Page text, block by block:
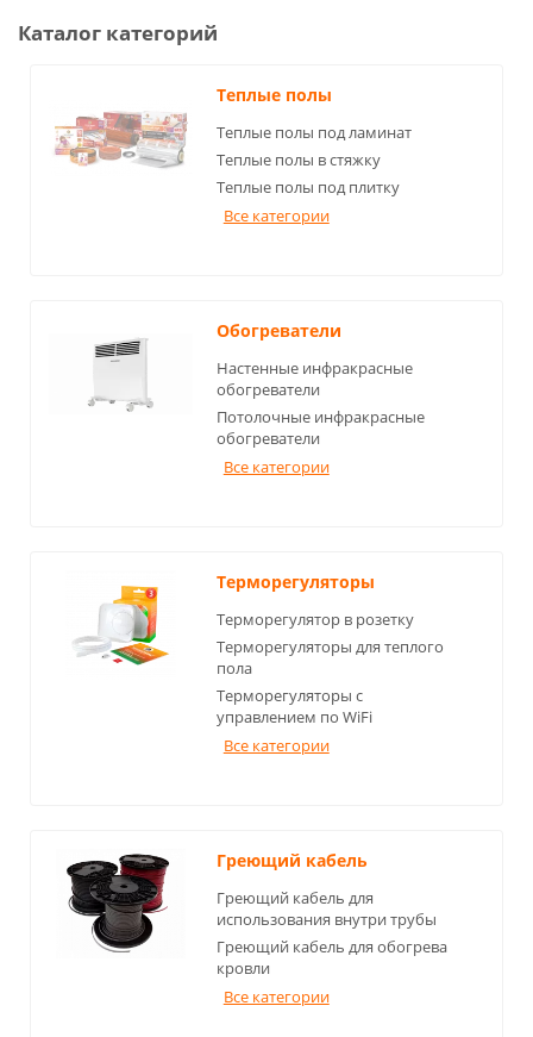
Каталог категорий
Теплые полы
Теплые полы под ламинат
Теплые полы в стяжку
Теплые полы под плитку
Все категории
Обогреватели
Настенные инфракрасные
обогреватели
Потолочные инфракрасные
обогреватели
Все категории
Терморегуляторы
Терморегулятор в розетку
Терморегуляторы для теплого
пола
Терморегуляторы с
управлением по WiFi
Все категории
Греющий кабель
Греющий кабель для
использования внутри трубы
Греющий кабель для обогрева
кровли
Все категории